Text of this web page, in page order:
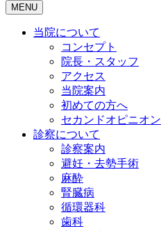
MENU
当院について
コンセプト
院長・スタッフ
アクセス
当院案内
初めての方へ
セカンドオピニオン
診察について
診察案内
避妊・去勢手術
麻酔
腎臓病
循環器科
歯科